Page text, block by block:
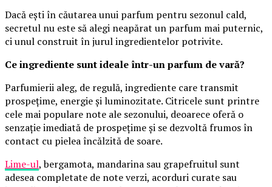
Dacă ești în căutarea unui parfum pentru sezonul cald,
secretul nu este să alegi neapărat un parfum mai puternic,
ci unul construit în jurul ingredientelor potrivite.
Ce ingrediente sunt ideale într-un parfum de vară?
Parfumierii aleg, de regulă, ingrediente care transmit
prospețime, energie și luminozitate. Citricele sunt printre
cele mai populare note ale sezonului, deoarece oferă o
senzație imediată de prospețime și se dezvoltă frumos în
contact cu pielea încălzită de soare.
Lime-ul, bergamota, mandarina sau grapefruitul sunt
adesea completate de note verzi, acorduri curate sau